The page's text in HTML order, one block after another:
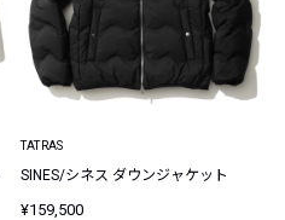
TATRAS
SINES/シネス ダウンジャケット
¥159,500